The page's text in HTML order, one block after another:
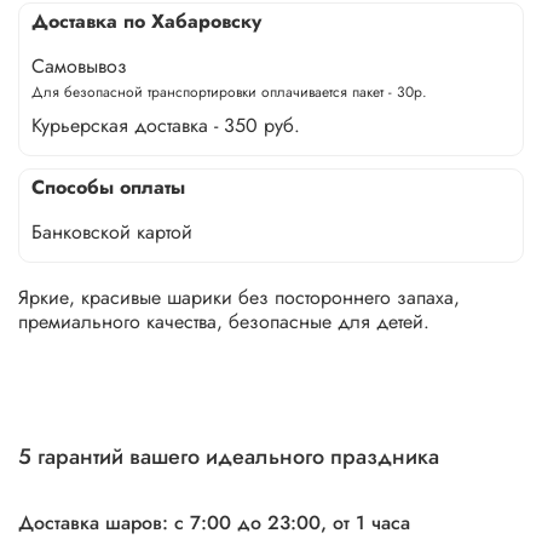
Доставка по Хабаровску
Самовывоз
Для безопасной транспортировки оплачивается пакет - 30р.
Курьерская доставка - 350 руб.
Способы оплаты
Банковской картой
Яркие, красивые шарики без постороннего запаха,
премиального качества, безопасные для детей.
5 гарантий вашего идеального праздника
Доставка шаров: с 7:00 до 23:00, от 1 часа